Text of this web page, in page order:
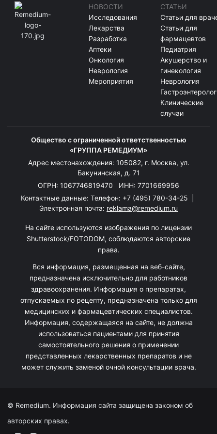
НОВОСТИ
Исследования
Лекарства
Разработка
Аптеки
Онкология
Неврология
Мероприятия
СТАТЬИ
Статьи для
Статьи для
фармацевтов
Педиатрия
Акушерство и
гинекология
Неврология
Клинические
случаи
Общество с ограниченной ответственностью
«ГРУППА РЕМЕДИУМ»
Адрес местонахождения: 105082, г. Москва, ул.
Бакунинская, д. 71
ОГРН: 1067746819470 ИНН: 7701669956
Контактные данные: Телефон: +7 (495) 780-34-25
Электронная почта: reklama@remedium.ru
На сайте используются изображения по лицензии
Shutterstock/FOTODOM, соблюдаются авторские
права.
Вся информация, размещенная на веб-сайте,
предназначена исключительно для работников
здравоохранения. Информация о препаратах,
отпускаемых по рецепту, предназначена только для
медицинских и фармацевтических специалистов.
Информация, содержащаяся на сайте, не должна
использоваться пациентами для принятия
самостоятельного решения о применении
представленных лекарственных препаратов и не
может служить заменой очной консультации врача.
© Remedium. Информация сайта защищена законом об
авторских правах.